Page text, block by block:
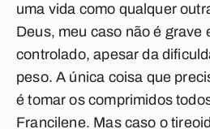
uma vida como qualquer
Deus, meu caso não é grave
controlado, apesar da
peso. A única coisa que
é tomar os comprimidos
Francilene. Mas caso o